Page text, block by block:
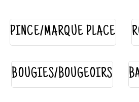
PINCE/MARQUE PLACE
BOUGIES/BOUGEOIRS